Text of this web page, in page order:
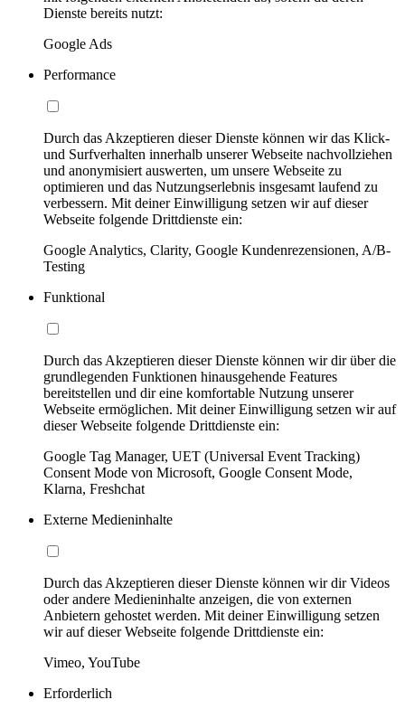
Dienste bereits nutzt:
Google Ads
Performance
Durch das Akzeptieren dieser Dienste können wir das Klick-
und Surfverhalten innerhalb unserer Webseite nachvollziehen
und anonymisiert auswerten, um unsere Webseite zu
optimieren und das Nutzungserlebnis insgesamt laufend zu
verbessern. Mit deiner Einwilligung setzen wir auf dieser
Webseite folgende Drittdienste ein:
Google Analytics, Clarity, Google Kundenrezensionen, A/B-
Testing
Funktional
Durch das Akzeptieren dieser Dienste können wir dir über die
grundlegenden Funktionen hinausgehende Features
bereitstellen und dir eine komfortable Nutzung unserer
Webseite ermöglichen. Mit deiner Einwilligung setzen wir auf
dieser Webseite folgende Drittdienste ein:
Google Tag Manager, UET (Universal Event Tracking)
Consent Mode von Microsoft, Google Consent Mode,
Klarna, Freshchat
Externe Medieninhalte
Durch das Akzeptieren dieser Dienste können wir dir Videos
oder andere Medieninhalte anzeigen, die von externen
Anbietern gehostet werden. Mit deiner Einwilligung setzen
wir auf dieser Webseite folgende Drittdienste ein:
Vimeo, YouTube
Erforderlich